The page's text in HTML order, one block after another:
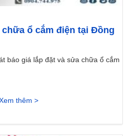
ổ cắm điện tại Đồng
báo giá lắp đặt và sửa chữa ổ cắm
thêm >